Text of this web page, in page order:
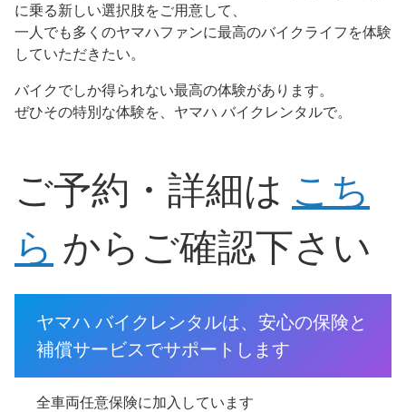
に乗る新しい選択肢をご用意して、
一人でも多くのヤマハファンに最高のバイクライフを体験
していただきたい。
バイクでしか得られない最高の体験があります。
ぜひその特別な体験を、ヤマハ バイクレンタルで。
ご予約・詳細は こち
ら からご確認下さい
ヤマハ バイクレンタルは、安心の保険と
補償サービスでサポートします
全車両任意保険に加入しています